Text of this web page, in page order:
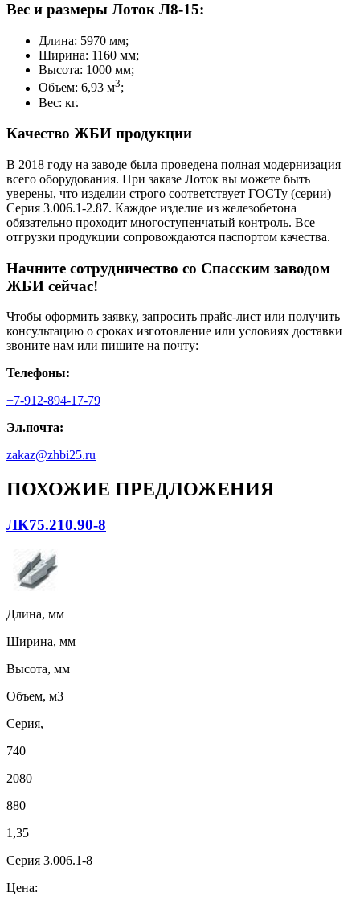
Вес и размеры Лоток Л8-15:
Длина: 5970 мм;
Ширина: 1160 мм;
Высота: 1000 мм;
Объем: 6,93 м3;
Вес: кг.
Качество ЖБИ продукции
В 2018 году на заводе была проведена полная модернизация
всего оборудования. При заказе Лоток вы можете быть
уверены, что изделии строго соответствует ГОСТу (серии)
Серия 3.006.1-2.87. Каждое изделие из железобетона
обязательно проходит многоступенчатый контроль. Все
отгрузки продукции сопровождаются паспортом качества.
Начните сотрудничество со Cпасским заводом
ЖБИ сейчас!
Чтобы оформить заявку, запросить прайс-лист или получить
консультацию о сроках изготовление или условиях доставки
звоните нам или пишите на почту:
Телефоны:
+7-912-894-17-79
Эл.почта:
zakaz@zhbi25.ru
ПОХОЖИЕ ПРЕДЛОЖЕНИЯ
ЛК75.210.90-8
Длина, мм
Ширина, мм
Высота, мм
Объем, м3
Серия,
740
2080
880
1,35
Серия 3.006.1-8
Цена: